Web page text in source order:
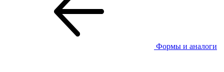
Формы и аналоги